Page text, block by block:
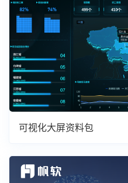
可视化大屏资料包